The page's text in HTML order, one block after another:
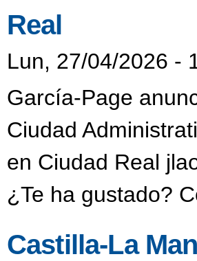
Real
Lun, 27/04/2026 -
García-Page
Ciudad
en Ciudad Real
¿Te ha gustado?
Castilla-La